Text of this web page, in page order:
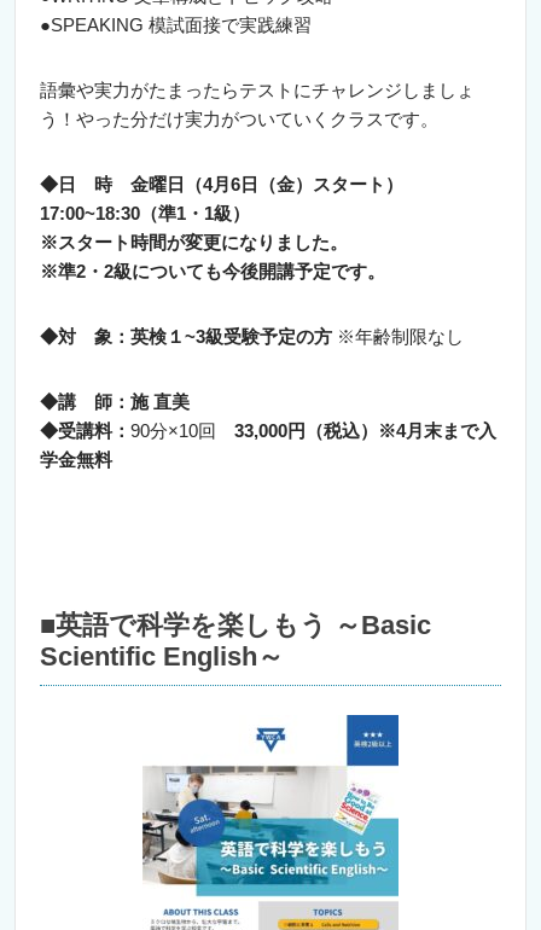
●SPEAKING 模試面接で実践練習
語彙や実力がたまったらテストにチャレンジしましょ
う！やった分だけ実力がついていくクラスです。
◆日 時 金曜日（4月6日（金）スタート）
17:00~18:30（準1・1級）
※スタート時間が変更になりました。
※準2・2級についても今後開講予定です。
◆対 象：英検１~3級受験予定の方 ※年齢制限なし
◆講 師：施 直美
◆受講料： 90分×10回 33,000円（税込）※4月末まで入
学金無料
■英語で科学を楽しもう ～Basic
Scientific English～